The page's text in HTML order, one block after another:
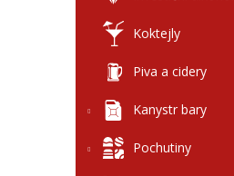
Koktejly
Piva a cidery
Kanystr bary
Pochutiny